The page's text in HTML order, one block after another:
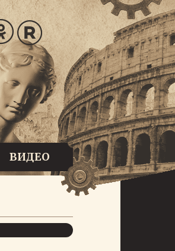
ВИДЕО